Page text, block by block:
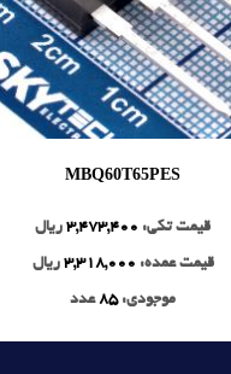
MBQ60T65PES
قیمت تکی: 3,473,400 ریال
قیمت عمده: 3,318,000 ریال
موجودی:85عدد